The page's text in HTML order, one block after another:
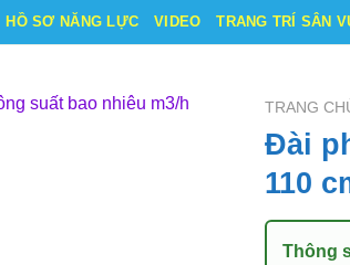
HỒ SƠ NĂNG LỰC VIDEO TRANG TRÍ SÂN
TRANG
Đài
110
Thông